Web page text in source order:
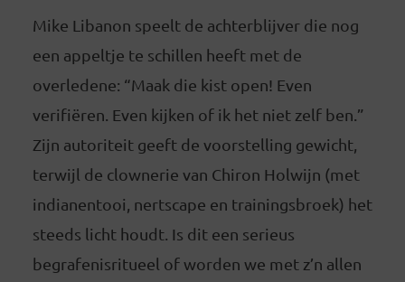
Mike Libanon speelt de achterblijver die nog
een appeltje te schillen heeft met de
overledene: “Maak die kist open! Even
verifiëren. Even kijken of ik het niet zelf ben.”
Zijn autoriteit geeft de voorstelling gewicht,
terwijl de clownerie van Chiron Holwijn (met
indianentooi, nertscape en trainingsbroek) het
steeds licht houdt. Is dit een serieus
begrafenisritueel of worden we met z’n allen